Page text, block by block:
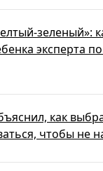
зеленый»:
эксперта
как
чтобы не